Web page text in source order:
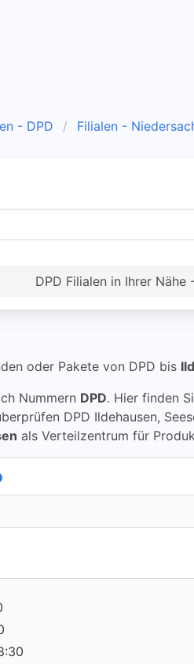
- DPD Filialen -
DPD Filialen in Ihrer Nähe
oder Pakete von DPD bis
Nummern DPD. Hier finden
DPD Ildehausen,
als Verteilzentrum für